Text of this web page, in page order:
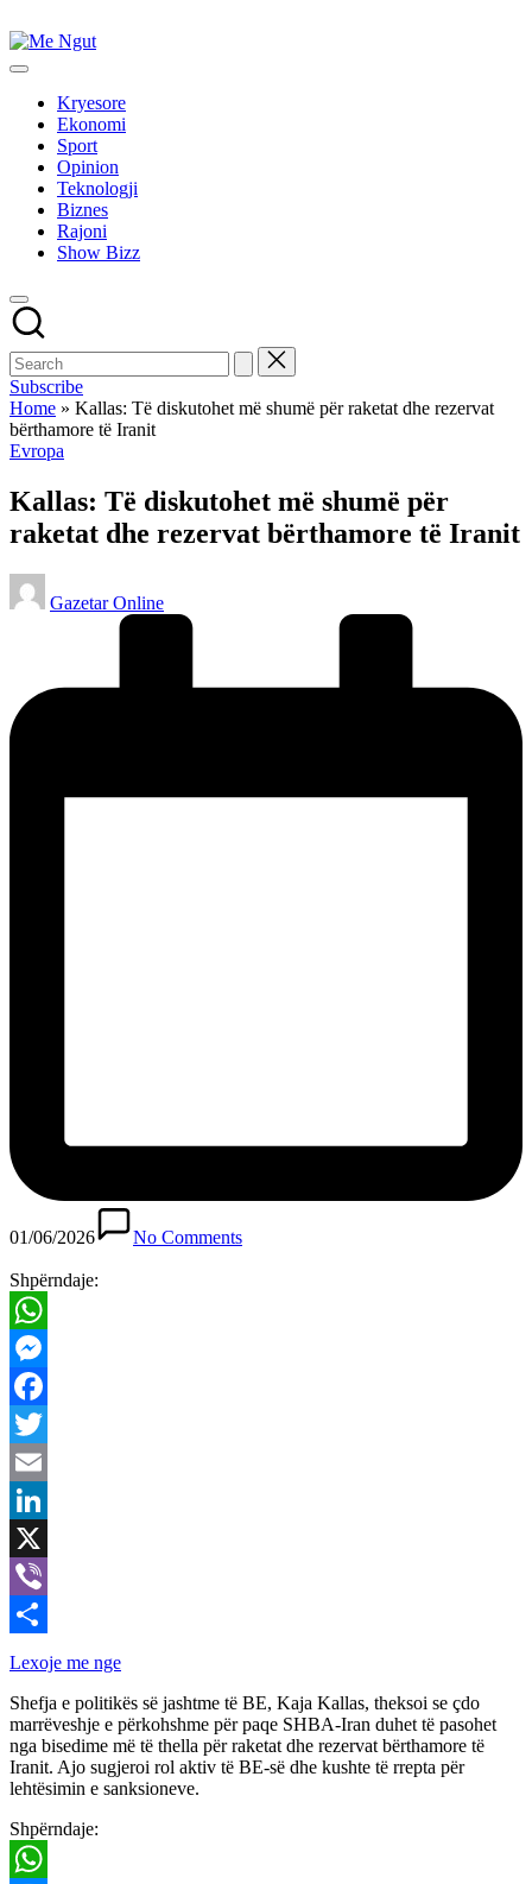
to
content
Me
Këtu
lajmet
ngut
Kryesore
Ekonomi
Sport
Opinion
Teknologji
Biznes
Rajoni
Show Bizz
Subscribe
Home » Kallas: Të diskutohet më shumë për raketat dhe rezervat
bërthamore të Iranit
Posted
Evropa
Kallas: Të diskutohet më shumë për
raketat dhe rezervat bërthamore të Iranit
Posted
by
Gazetar Online
01/06/2026 No Comments
Shpërndaje:
WhatsApp
Messenger
Facebook
Twitter
Email
LinkedIn
X
Viber
Share
Lexoje me nge
Shefja e politikës së jashtme të BE, Kaja Kallas, theksoi se çdo
marrëveshje e përkohshme për paqe SHBA-Iran duhet të pasohet
nga bisedime më të thella për raketat dhe rezervat bërthamore të
Iranit. Ajo sugjeroi rol aktiv të BE-së dhe kushte të rrepta për
lehtësimin e sanksioneve.
Shpërndaje: